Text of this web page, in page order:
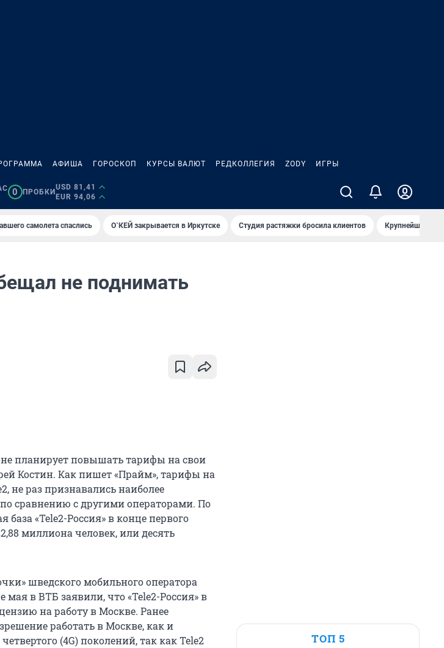
АФИША ГОРОСКОП КУРСЫ ВАЛЮТ РЕДКОЛЛЕГИЯ ZODY ИГРЫ
0 ПРОБКИ
USD 81,41
EUR 94,06
самолета спаслись О`КЕЙ закрывается в Иркутске Студия растяжки бросила клиентов Крупнейшие
не поднимать
планирует повышать тарифы на свои
Костин. Как пишет «Прайм», тарифы на
не раз признавались наиболее
сравнению с другими операторами. По
«Tele2-Россия» в конце первого
миллиона человек, или десять
шведского мобильного оператора
мая в ВТБ заявили, что «Tele2-Россия» в
на работу в Москве. Ранее
работать в Москве, как и
(4G) поколений, так как Tele2
ТОП 5